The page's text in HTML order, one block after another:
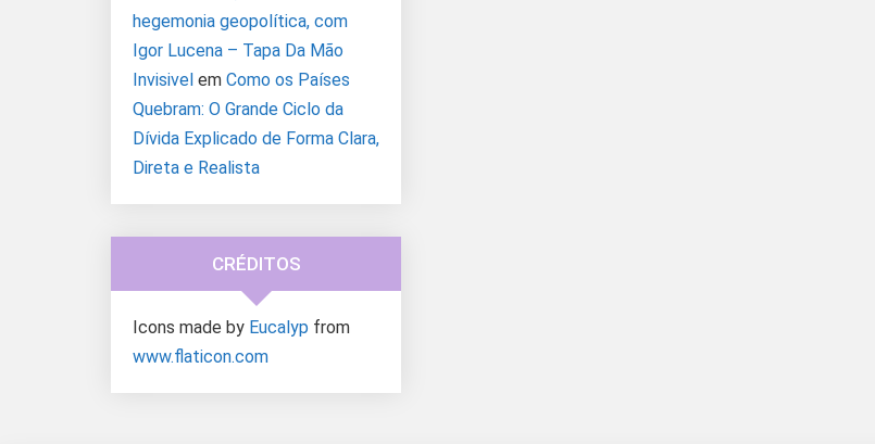
hegemonia geopolítica, com
Igor Lucena – Tapa Da Mão
Invisivel em Como os Países
Quebram: O Grande Ciclo da
Dívida Explicado de Forma Clara,
Direta e Realista
CRÉDITOS
Icons made by Eucalyp from
www.flaticon.com